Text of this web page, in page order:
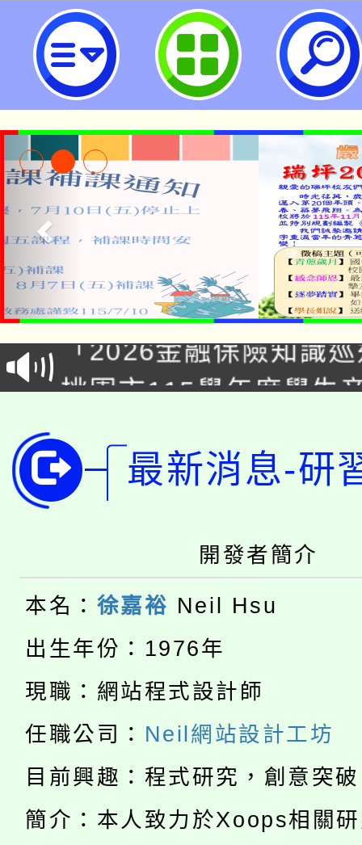
neilrpjhstyc網站設計者：徐嘉
公告本校115學年度第
代理(課)教師甄選結果(
「2026金融保險知識
車」活動
桃園市115學年度學生
代理(課)教師甄選結果(
公告本校115學年度第
代理(課)教師甄選結果(
轉知中國文化大學推廣
《TA101》溝通分析基
程，歡迎學生輔導中心
心理、諮商輔導、社會
系所師生報名參加。
轉知苗栗縣政府辦理
縣市「校園短影音徵選
門員」簡章及活動海報
踴躍報名參加。
桃園市115學年度學生
「桃園市補助參觀特色
展演活動實施計畫」
115年度「教育部表揚
義教育推展貢獻獎」
公告本校115學年度第
代理(課)教師甄選結果(
「2026金融保險知識
車」活動
桃園市115學年度學生
生本土語及新住民語歌
公告本校115學年度第
最新消息-研
開發者簡介
本名： 徐嘉裕 Neil Hsu
出生年份：1976年
現職：網站程式設計師
任職公司： Neil網站設計工坊
目前興趣：程式研究，創意突
簡介：本人致力於Xoops相關